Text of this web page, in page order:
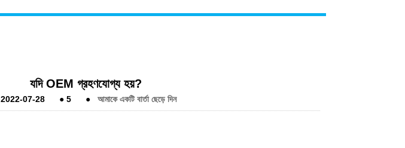
যদি OEM গ্রহণযোগ্য হয়?
2022-07-28 ● 5 ● আমাকে একটি বার্তা ছেড়ে দিন